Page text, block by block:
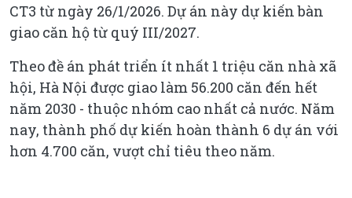
CT3 từ ngày 26/1/2026. Dự án này dự kiến bàn
giao căn hộ từ quý III/2027.
Theo đề án phát triển ít nhất 1 triệu căn nhà xã
hội, Hà Nội được giao làm 56.200 căn đến hết
năm 2030 - thuộc nhóm cao nhất cả nước. Năm
nay, thành phố dự kiến hoàn thành 6 dự án với
hơn 4.700 căn, vượt chỉ tiêu theo năm.